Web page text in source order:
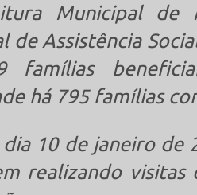
Municipal de
de Assistência
famílias
há 795 famílias
10 de janeiro de
realizando